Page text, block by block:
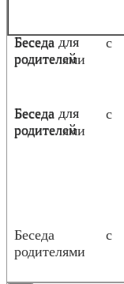
Беседа для
родителей
Беседа для
родителей
Беседа с
родителями
Беседа с
родителями
Беседа с
родителями